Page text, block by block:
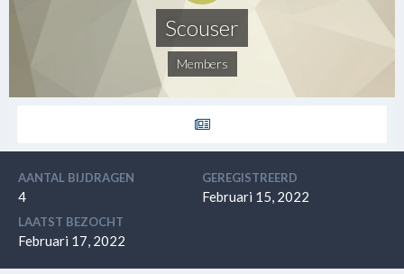
Scouser
Members
AANTAL BIJDRAGEN
4
GEREGISTREERD
Februari 15, 2022
LAATST BEZOCHT
Februari 17, 2022